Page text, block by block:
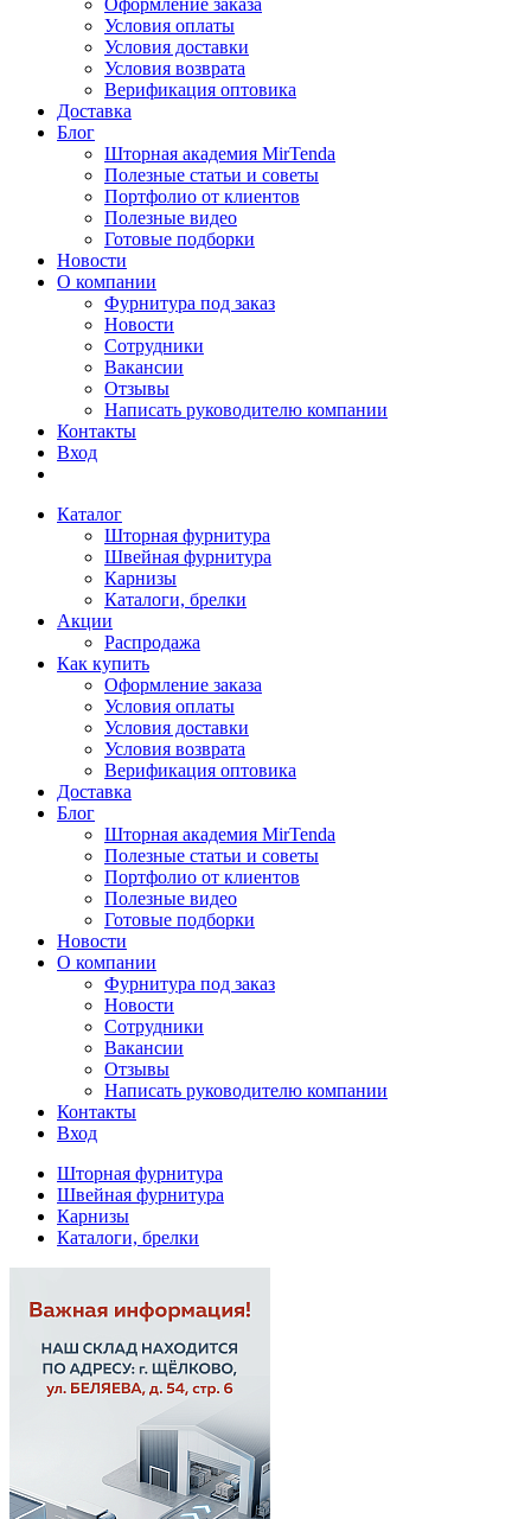
Оформление заказа
Условия оплаты
Условия доставки
Условия возврата
Верификация оптовика
Доставка
Блог
Шторная академия MirTenda
Полезные статьи и советы
Портфолио от клиентов
Полезные видео
Готовые подборки
Новости
О компании
Фурнитура под заказ
Новости
Сотрудники
Вакансии
Отзывы
Написать руководителю компании
Контакты
Вход
Каталог
Шторная фурнитура
Швейная фурнитура
Карнизы
Каталоги, брелки
Акции
Распродажа
Как купить
Оформление заказа
Условия оплаты
Условия доставки
Условия возврата
Верификация оптовика
Доставка
Блог
Шторная академия MirTenda
Полезные статьи и советы
Портфолио от клиентов
Полезные видео
Готовые подборки
Новости
О компании
Фурнитура под заказ
Новости
Сотрудники
Вакансии
Отзывы
Написать руководителю компании
Контакты
Вход
Шторная фурнитура
Швейная фурнитура
Карнизы
Каталоги, брелки